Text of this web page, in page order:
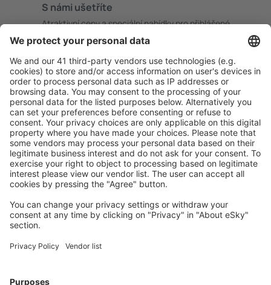
S námi ušetříte
Atraktivní ceny a speciální nabídky pro přihlášené
Ubytování dle vašeho gusta
Vyberte si z více než 1.3 milionu zařízení: hotelů,
apartmánů, chat a dalších.
Uživateli eSky nejčastěji hledané ubytování
Ubytování v České republice - Oblíbená města
Ubytování v Praze Ubytování v Karlových Varech
Ubytování v Českém Krumlově Ubytování v Brně